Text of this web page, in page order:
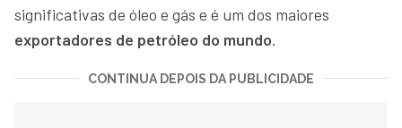
significativas de óleo e gás e é um dos maiores
exportadores de petróleo do mundo.
CONTINUA DEPOIS DA PUBLICIDADE